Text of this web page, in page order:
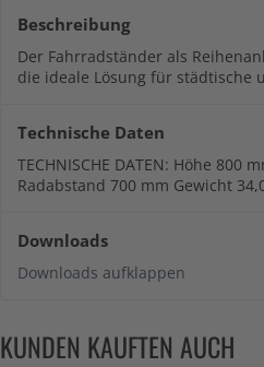
Beschreibung
Der Fahrradständer als
die ideale Lösung für städtische
Technische Daten
TECHNISCHE DATEN: Höhe 800
Radabstand 700 mm Gewicht
Downloads
Downloads aufklappen
KUNDEN KAUFTEN AUCH